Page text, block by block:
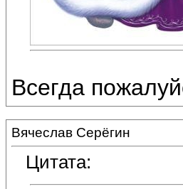
Всегда
Вячеслав Серёгин
Цитата: